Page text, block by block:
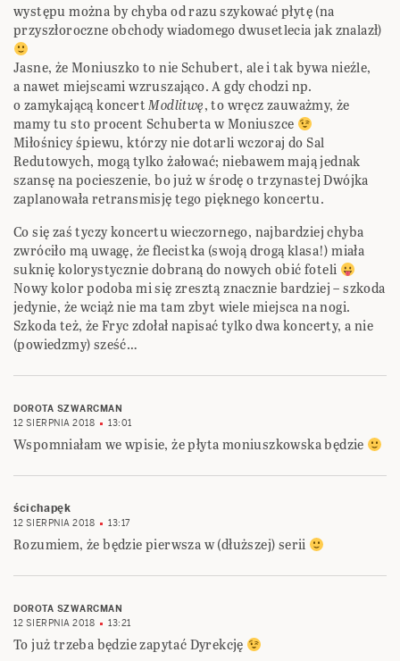
występu można by chyba od razu szykować płytę (na
przyszłoroczne obchody wiadomego dwusetlecia jak znalazł)
Jasne, że Moniuszko to nie Schubert, ale i tak bywa nieźle,
a nawet miejscami wzruszająco. A gdy chodzi np.
o zamykającą koncertModlitwę, to wręcz zauważmy, że
mamy tu sto procent Schuberta w Moniuszce
Miłośnicy śpiewu, którzy nie dotarli wczoraj do Sal
Redutowych, mogą tylko żałować; niebawem mają jednak
szansę na pocieszenie, bo już w środę o trzynastej Dwójka
zaplanowała retransmisję tego pięknego koncertu.
Co się zaś tyczy koncertu wieczornego, najbardziej chyba
zwróciło mą uwagę, że flecistka (swoją drogą klasa!) miała
suknię kolorystycznie dobraną do nowych obić foteli
Nowy kolor podoba mi się zresztą znacznie bardziej – szkoda
jedynie, że wciąż nie ma tam zbyt wiele miejsca na nogi.
Szkoda też, że Fryc zdołał napisać tylko dwa koncerty, a nie
(powiedzmy) sześć…
DOROTA SZWARCMAN
12 SIERPNIA 2018
13:01
Wspomniałam we wpisie, że płyta moniuszkowska będzie
ścichapęk
12 SIERPNIA 2018 13:17
Rozumiem, że będzie pierwsza w (dłuższej) serii
DOROTA SZWARCMAN
12 SIERPNIA 2018
13:21
To już trzeba będzie zapytać Dyrekcję